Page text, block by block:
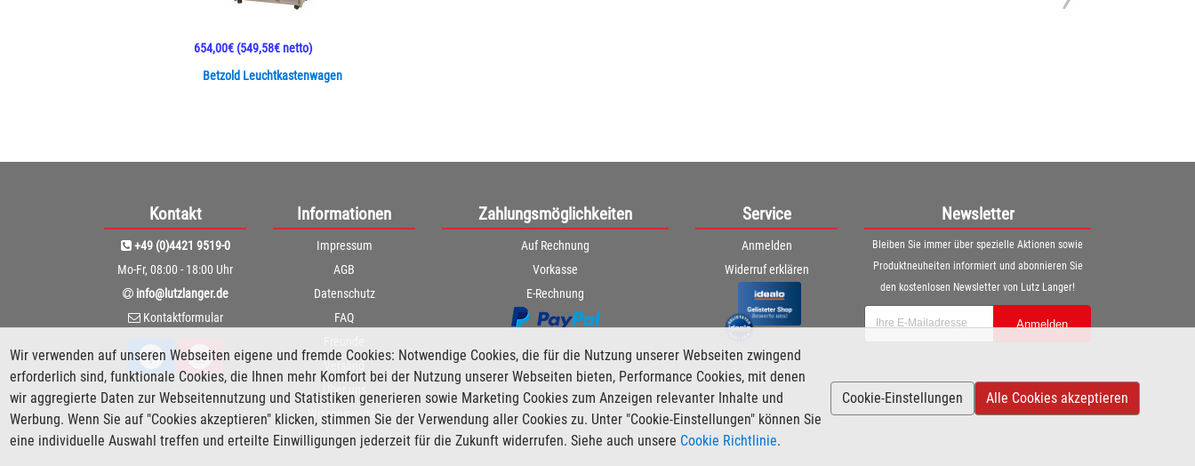
Wir verwenden auf unseren Webseiten eigene und fremde Cookies: Notwendige Cookies, die für die Nutzung unserer Webseiten zwingend
erforderlich sind, funktionale Cookies, die Ihnen mehr Komfort bei der Nutzung unserer Webseiten bieten, Performance Cookies, mit denen
wir aggregierte Daten zur Webseitennutzung und Statistiken generieren sowie Marketing Cookies zum Anzeigen relevanter Inhalte und
Werbung. Wenn Sie auf "Cookies akzeptieren" klicken, stimmen Sie der Verwendung aller Cookies zu. Unter "Cookie-Einstellungen" können Sie
eine individuelle Auswahl treffen und erteilte Einwilligungen jederzeit für die Zukunft widerrufen. Siehe auch unsere Cookie Richtlinie.
Cookie-Einstellungen Alle Cookies akzeptieren
Betzold Leuchtkastenwagen
654,00€(549,58€ netto)
Kontakt
+49 (0)4421 9519-0
Mo-Fr, 08:00 - 18:00 Uhr
info@lutzlanger.de
Kontaktformular
Informationen
Impressum
AGB
Datenschutz
FAQ
Über uns
Wissenswertes
Zahlungsmöglichkeiten
Auf Rechnung
Vorkasse
E-Rechnung
Service
Anmelden
Widerruf erklären
Newsletter
Bleiben Sie immer über spezielle Aktionen sowie
Produktneuheiten informiert und abonnieren Sie
den kostenlosen Newsletter von Lutz Langer!
Anmelden